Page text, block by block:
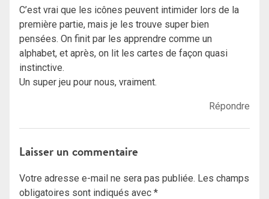
C’est vrai que les icônes peuvent intimider lors de la
première partie, mais je les trouve super bien
pensées. On finit par les apprendre comme un
alphabet, et après, on lit les cartes de façon quasi
instinctive.
Un super jeu pour nous, vraiment.
Répondre
Laisser un commentaire
Votre adresse e-mail ne sera pas publiée. Les champs
obligatoires sont indiqués avec *